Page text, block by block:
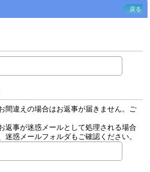
戻る
間違えの場合はお返事が届きません。ご
返事が迷惑メールとして処理される場合
迷惑メールフォルダもご確認ください。